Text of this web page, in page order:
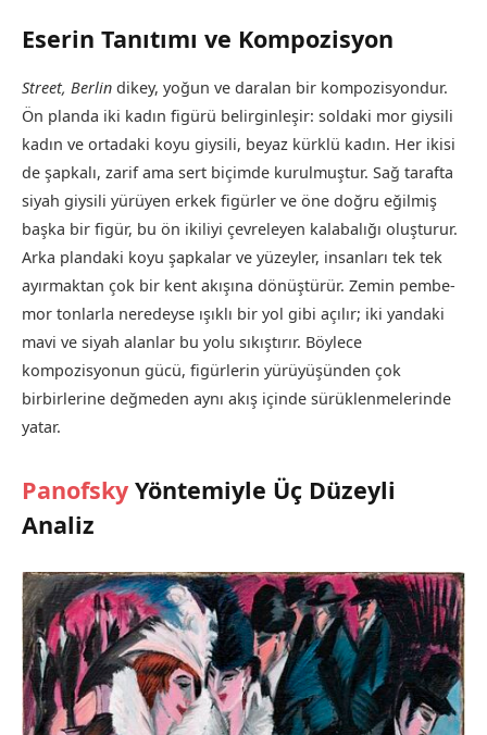
Eserin Tanıtımı ve Kompozisyon
Street, Berlin dikey, yoğun ve daralan bir kompozisyondur.
Ön planda iki kadın figürü belirginleşir: soldaki mor giysili
kadın ve ortadaki koyu giysili, beyaz kürklü kadın. Her ikisi
de şapkalı, zarif ama sert biçimde kurulmuştur. Sağ tarafta
siyah giysili yürüyen erkek figürler ve öne doğru eğilmiş
başka bir figür, bu ön ikiliyi çevreleyen kalabalığı oluşturur.
Arka plandaki koyu şapkalar ve yüzeyler, insanları tek tek
ayırmaktan çok bir kent akışına dönüştürür. Zemin pembe-
mor tonlarla neredeyse ışıklı bir yol gibi açılır; iki yandaki
mavi ve siyah alanlar bu yolu sıkıştırır. Böylece
kompozisyonun gücü, figürlerin yürüyüşünden çok
birbirlerine değmeden aynı akış içinde sürüklenmelerinde
yatar.
Panofsky Yöntemiyle Üç Düzeyli
Analiz